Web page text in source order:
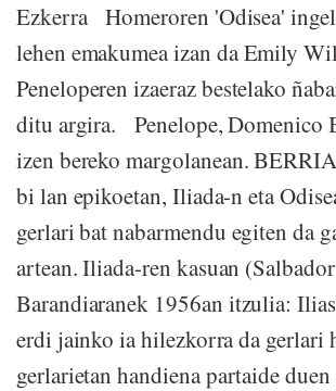
Ezkerra Homeroren 'Odisea'
lehen emakumea izan da Emily
Peneloperen izaeraz bestelako
ditu argira. Penelope, Domenico
izen bereko margolanean.
bi lan epikoetan, Iliada-n eta
gerlari bat nabarmendu egiten da
artean. Iliada-ren kasuan (Salbador
Barandiaranek 1956an itzulia:
erdi jainko ia hilezkorra da gerlari
gerlarietan handiena partaide